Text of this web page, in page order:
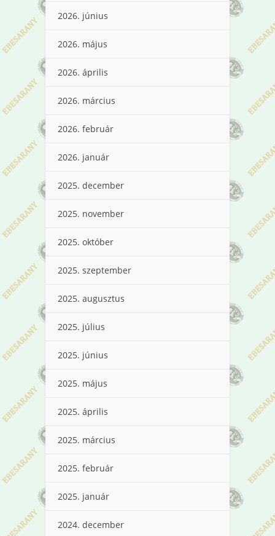
2026. június
2026. május
2026. április
2026. március
2026. február
2026. január
2025. december
2025. november
2025. október
2025. szeptember
2025. augusztus
2025. július
2025. június
2025. május
2025. április
2025. március
2025. február
2025. január
2024. december